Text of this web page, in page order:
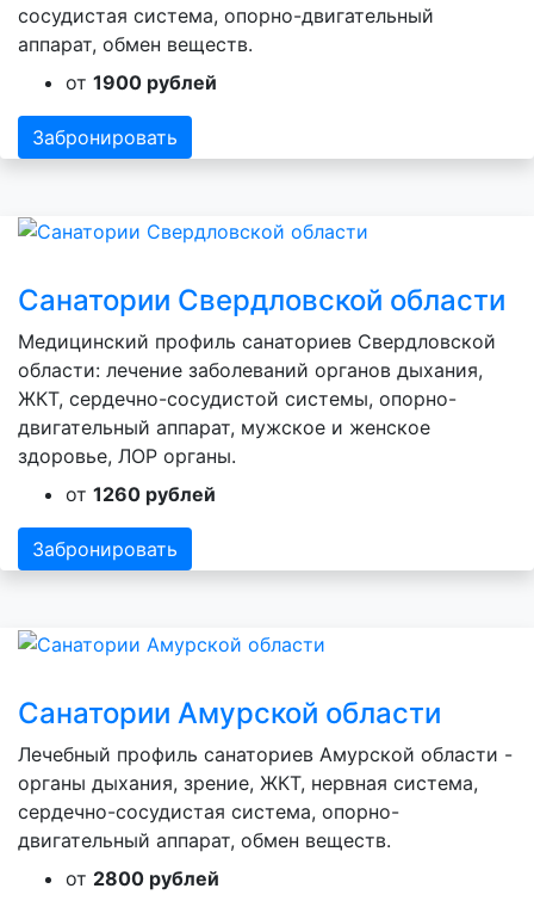
сосудистая система, опорно-двигательный
аппарат, обмен веществ.
от 1900 рублей
Забронировать
Санатории Свердловской области
Медицинский профиль санаториев Свердловской
области: лечение заболеваний органов дыхания,
ЖКТ, сердечно-сосудистой системы, опорно-
двигательный аппарат, мужское и женское
здоровье, ЛОР органы.
от 1260 рублей
Забронировать
Санатории Амурской области
Лечебный профиль санаториев Амурской области -
органы дыхания, зрение, ЖКТ, нервная система,
сердечно-сосудистая система, опорно-
двигательный аппарат, обмен веществ.
от 2800 рублей